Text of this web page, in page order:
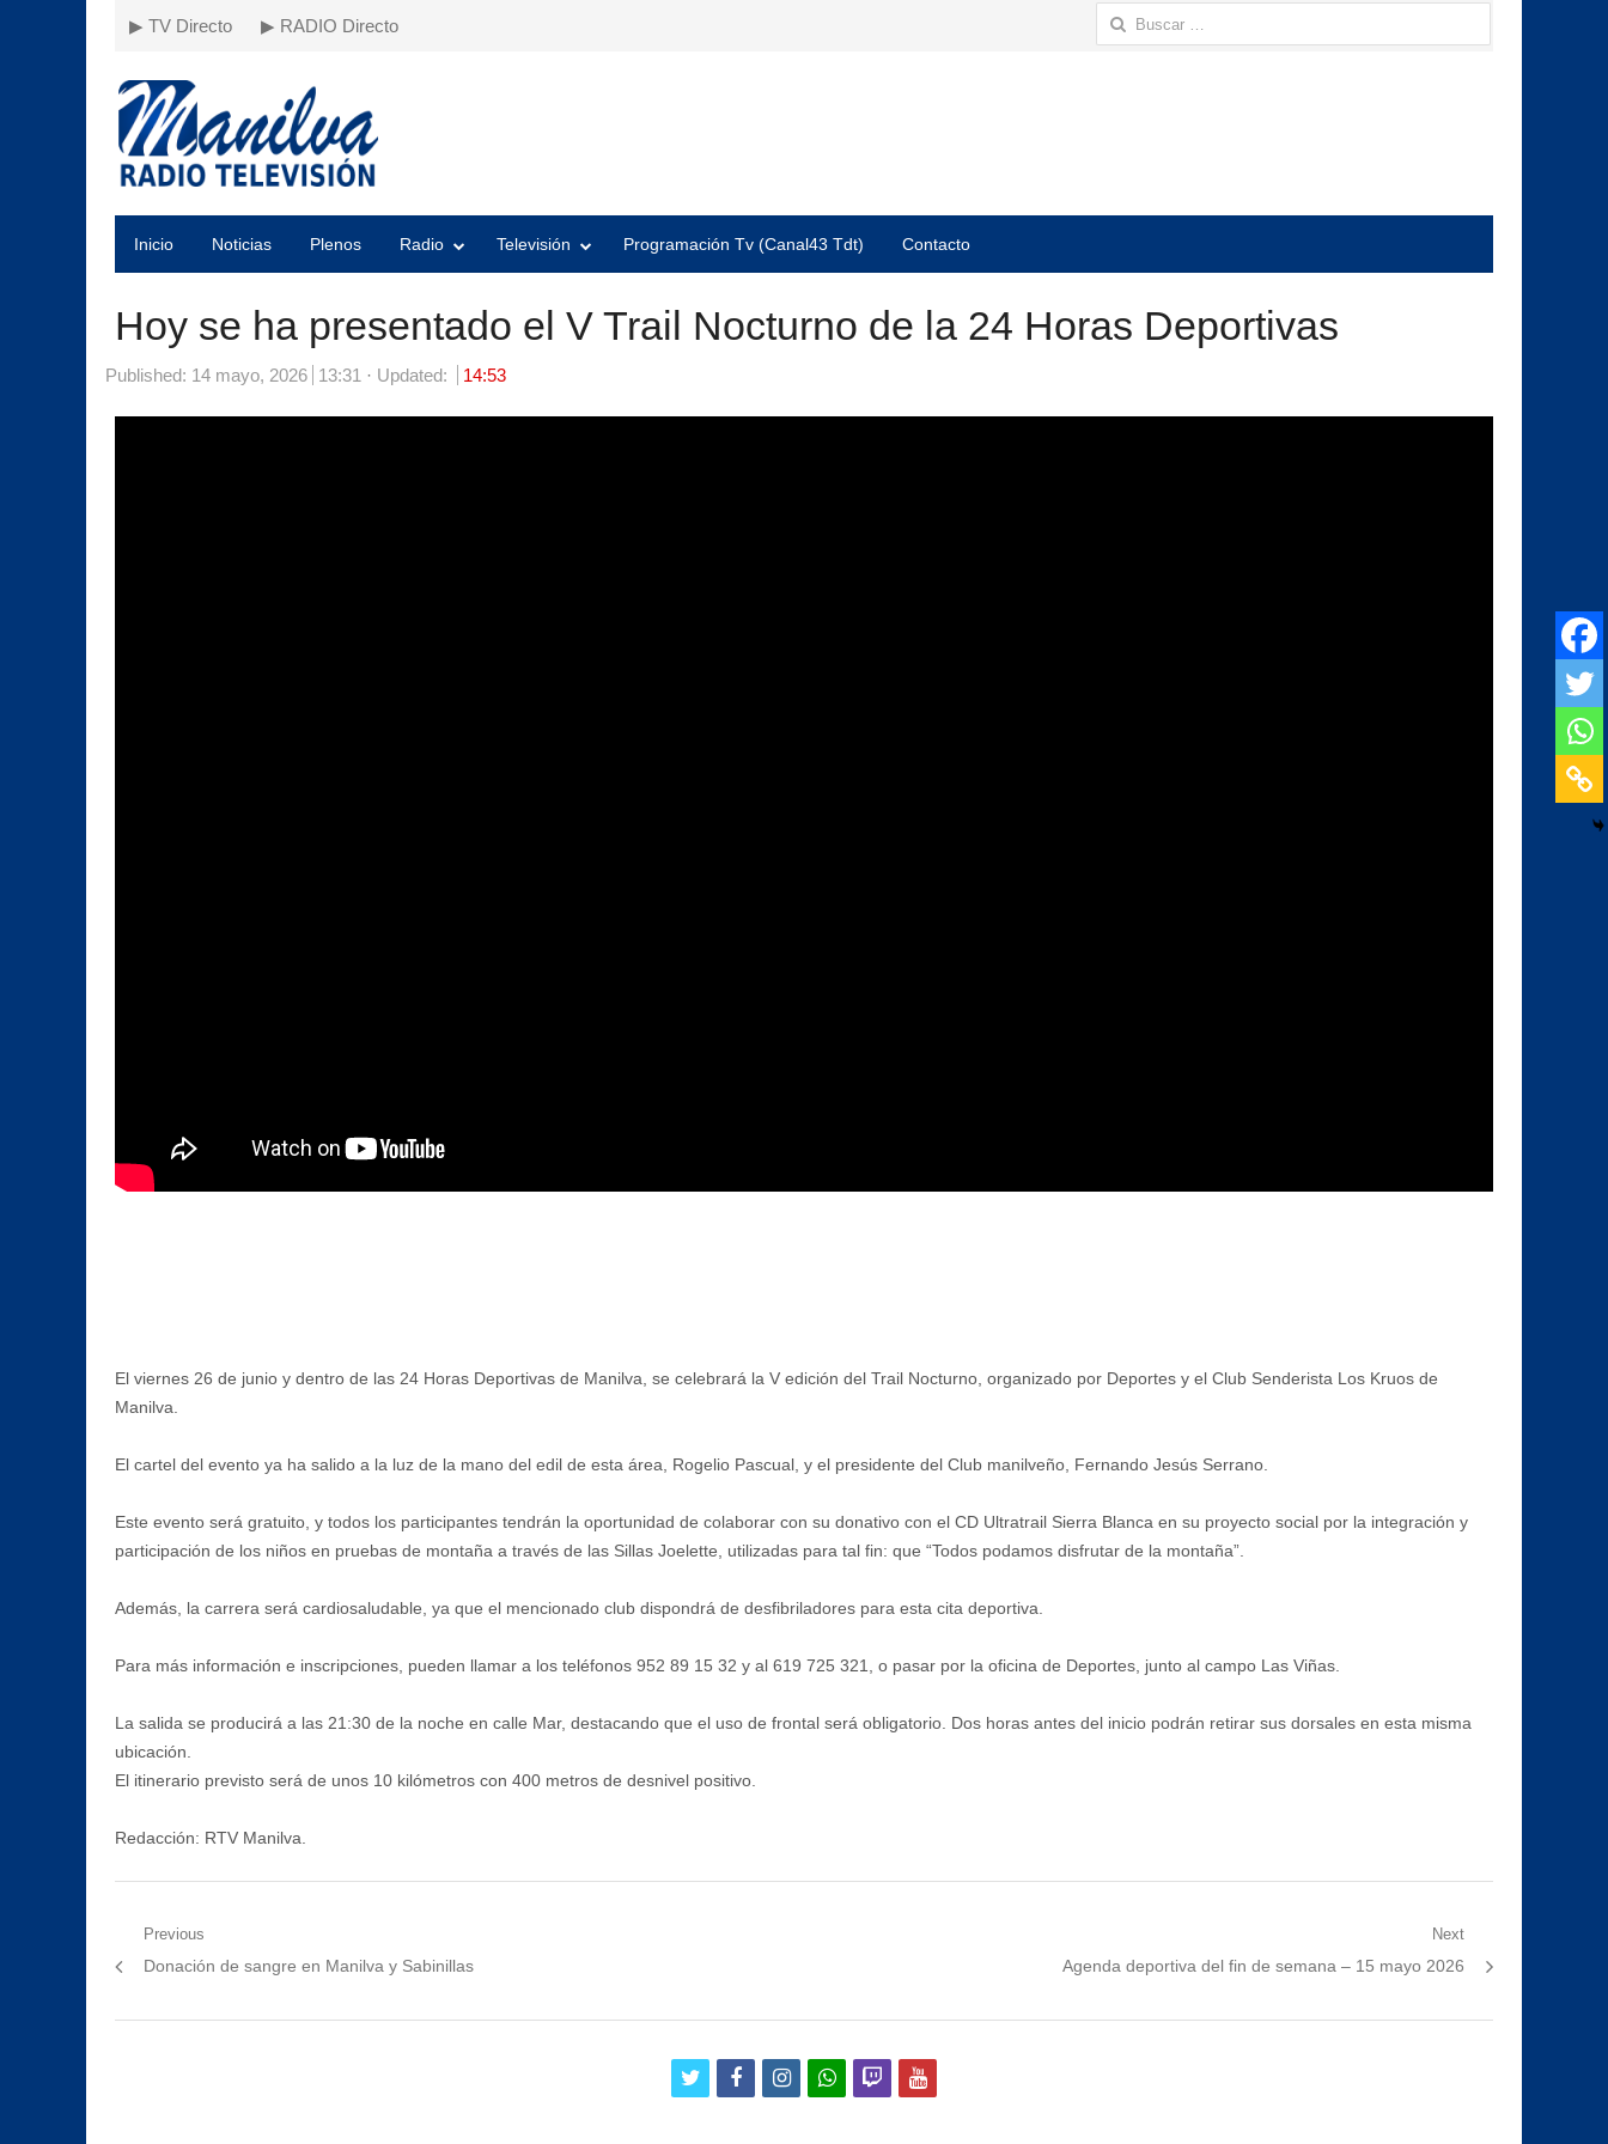
▶ TV Directo ▶ RADIO Directo Buscar:
Inicio Noticias Plenos Radio Televisión Programación Tv (Canal43 Tdt) Contacto
Hoy se ha presentado el V Trail Nocturno de la 24 Horas Deportivas
Published: 14 mayo, 2026 13:31 Updated: 14:53
El viernes 26 de junio y dentro de las 24 Horas Deportivas de Manilva, se celebrará la V edición del Trail Nocturno, organizado por Deportes y el Club Senderista Los Kruos de
Manilva.
El cartel del evento ya ha salido a la luz de la mano del edil de esta área, Rogelio Pascual, y el presidente del Club manilveño, Fernando Jesús Serrano.
Este evento será gratuito, y todos los participantes tendrán la oportunidad de colaborar con su donativo con el CD Ultratrail Sierra Blanca en su proyecto social por la integración y
participación de los niños en pruebas de montaña a través de las Sillas Joelette, utilizadas para tal fin: que “Todos podamos disfrutar de la montaña”.
Además, la carrera será cardiosaludable, ya que el mencionado club dispondrá de desfibriladores para esta cita deportiva.
Para más información e inscripciones, pueden llamar a los teléfonos 952 89 15 32 y al 619 725 321, o pasar por la oficina de Deportes, junto al campo Las Viñas.
La salida se producirá a las 21:30 de la noche en calle Mar, destacando que el uso de frontal será obligatorio. Dos horas antes del inicio podrán retirar sus dorsales en esta misma
ubicación.
El itinerario previsto será de unos 10 kilómetros con 400 metros de desnivel positivo.
Redacción: RTV Manilva.
Navegación
de
entradas
Previous
Previous
Donación de sangre en Manilva y Sabinillas
Next
Next
Agenda deportiva del fin de semana – 15 mayo 2026
twitterfacebookinstagramwhatsapp
twitchyoutube